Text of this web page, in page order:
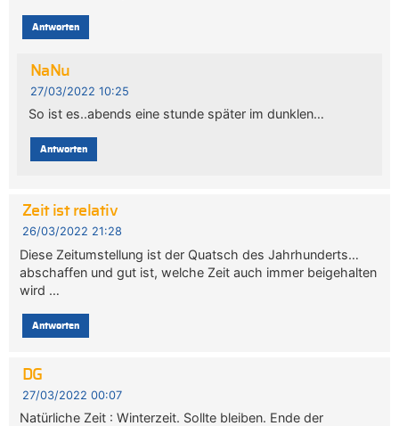
Antworten
NaNu
27/03/2022 10:25
So ist es..abends eine stunde später im dunklen…
Antworten
Zeit ist relativ
26/03/2022 21:28
Diese Zeitumstellung ist der Quatsch des Jahrhunderts…
abschaffen und gut ist, welche Zeit auch immer beigehalten
wird …
Antworten
DG
27/03/2022 00:07
Natürliche Zeit : Winterzeit. Sollte bleiben. Ende der